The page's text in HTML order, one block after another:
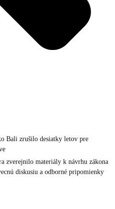
Bali zrušilo desiatky letov pre
zverejnilo materiály k návrhu zákona
diskusiu a odborné pripomienky